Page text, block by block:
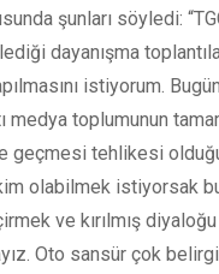
şunları söyledi:
dayanışma
istiyorum.
medya toplumunun
geçmesi tehlikesi
olabilmek istiyorsak
ve kırılmış
Oto sansür çok